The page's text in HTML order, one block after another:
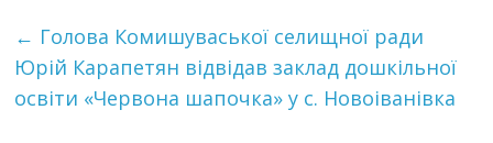
← Голова Комишуваської селищної ради
Юрій Карапетян відвідав заклад дошкільної
освіти «Червона шапочка» у с. Новоіванівка